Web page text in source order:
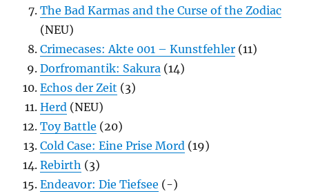
The Bad Karmas and the Curse of the Zodiac
(NEU)
Crimecases: Akte 001 – Kunstfehler (11)
Dorfromantik: Sakura (14)
Echos der Zeit (3)
Herd (NEU)
Toy Battle (20)
Cold Case: Eine Prise Mord (19)
Rebirth (3)
Endeavor: Die Tiefsee (-)